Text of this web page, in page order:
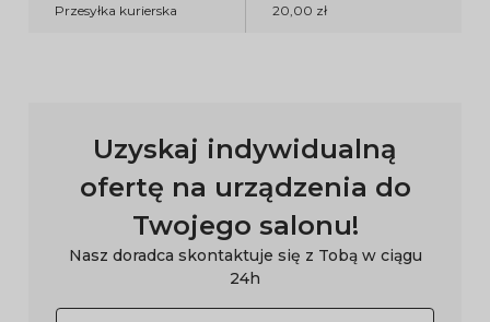
Przesyłka kurierska 20,00 zł
Uzyskaj indywidualną
ofertę na urządzenia do
Twojego salonu!
Nasz doradca skontaktuje się z Tobą w ciągu
24h